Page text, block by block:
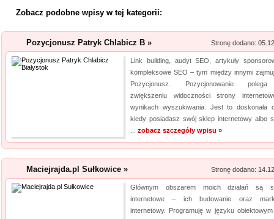
Producent
przejrzyj naszą propozycję.
pasteryzacji i szereg innych
jeżeli tym, czego szukasz, są
Rehabilitacja
Mikropolaryzacja mózgu, to
o powrót do pełnej
nieinwazyjna. Wykonuje ją
Michałkowo. Oczywiście
dopasowan...
Zobacz podobne wpisy w tej kategorii:
Pozycjonusz Patryk Chlabicz B » Stronę dodano:
Link building, audyt SEO, artykuły
kompleksowe SEO – tym między innymi
Pozycjonusz. Pozycjonowanie
zwiększeniu widoczności strony
wynikach wyszukiwania. Jest to doskonała
kiedy posiadasz swój sklep internetowy albo
zobacz szczegóły wpisu »
Maciejrajda.pl Sułkowice » Stronę dodano:
Głównym obszarem moich działań są
internetowe – ich budowanie oraz
internetowy. Programuję w języku